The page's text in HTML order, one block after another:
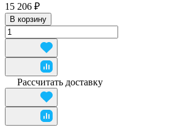
15 206 ₽
В корзину
Рассчитать доставку